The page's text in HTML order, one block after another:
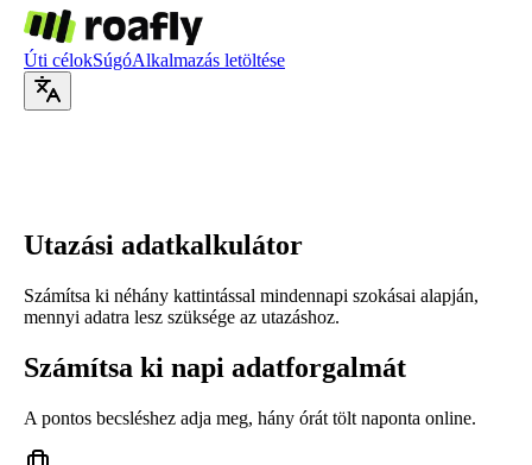
Úti célokSúgóAlkalmazás letöltése
Utazási adatkalkulátor
Számítsa ki néhány kattintással mindennapi szokásai alapján,
mennyi adatra lesz szüksége az utazáshoz.
Számítsa ki napi adatforgalmát
A pontos becsléshez adja meg, hány órát tölt naponta online.